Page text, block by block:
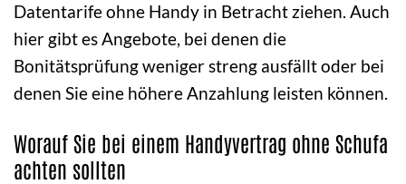
Datentarife ohne Handy in Betracht ziehen. Auch
hier gibt es Angebote, bei denen die
Bonitätsprüfung weniger streng ausfällt oder bei
denen Sie eine höhere Anzahlung leisten können.
Worauf Sie bei einem Handyvertrag ohne Schufa
achten sollten